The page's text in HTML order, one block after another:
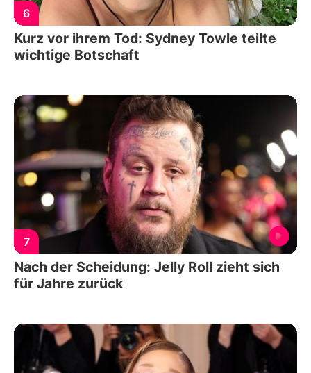
6
Kurz vor ihrem Tod: Sydney Towle teilte
wichtige Botschaft
7
Nach der Scheidung: Jelly Roll zieht sich
für Jahre zurück